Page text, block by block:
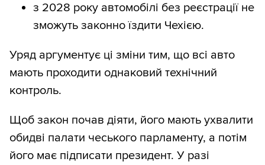
з 2028 року автомобілі без реєстрації не
зможуть законно їздити Чехією.
Уряд аргументує ці зміни тим, що всі авто
мають проходити однаковий технічний
контроль.
Щоб закон почав діяти, його мають ухвалити
обидві палати чеського парламенту, а потім
його має підписати президент. У разі